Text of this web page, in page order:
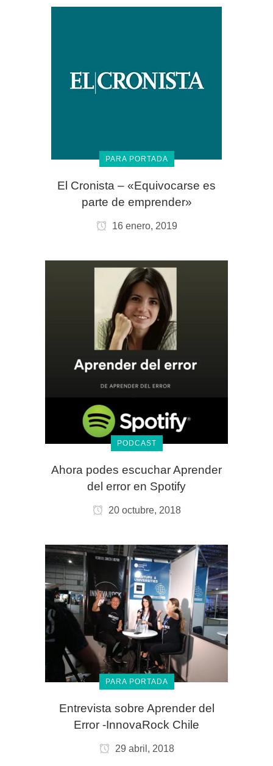
PARA PORTADA
El Cronista – «Equivocarse es
parte de emprender»
16 enero, 2019
PODCAST
Ahora podes escuchar Aprender
del error en Spotify
20 octubre, 2018
PARA PORTADA
Entrevista sobre Aprender del
Error -InnovaRock Chile
29 abril, 2018